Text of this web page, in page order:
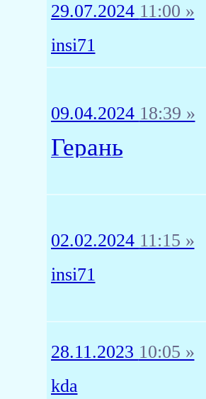
29.07.2024 11:00 »
insi71
09.04.2024 18:39 »
Герань
02.02.2024 11:15 »
insi71
28.11.2023 10:05 »
kda